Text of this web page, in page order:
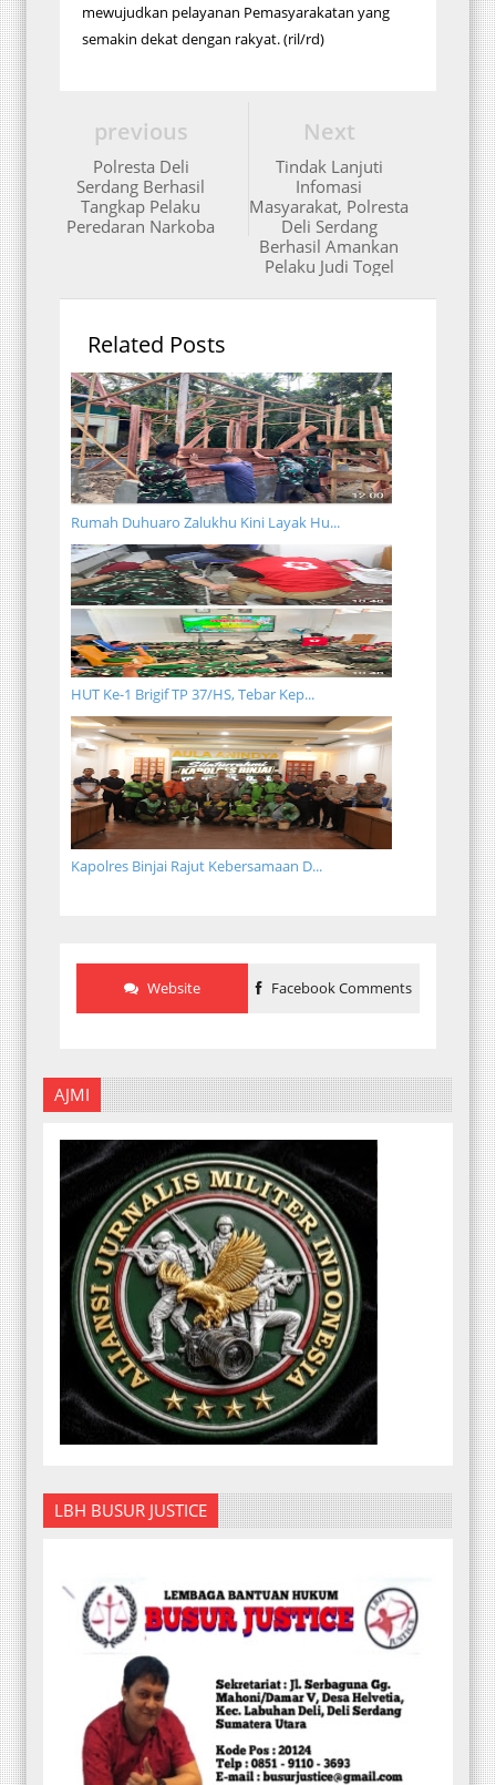
mewujudkan pelayanan Pemasyarakatan yang
semakin dekat dengan rakyat. (ril/rd)
Next
Tindak Lanjuti
Infomasi
Masyarakat, Polresta
Deli Serdang
Berhasil Amankan
Pelaku Judi Togel
previous
Polresta Deli
Serdang Berhasil
Tangkap Pelaku
Peredaran Narkoba
Related Posts
Rumah Duhuaro Zalukhu Kini Layak Hu...
HUT Ke-1 Brigif TP 37/HS, Tebar Kep...
Kapolres Binjai Rajut Kebersamaan D...
Website Facebook Comments
AJMI
LBH BUSUR JUSTICE